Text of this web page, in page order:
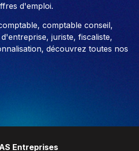
d'emploi.
comptable conseil,
juriste, fiscaliste,
découvrez toutes nos
AS Entreprises